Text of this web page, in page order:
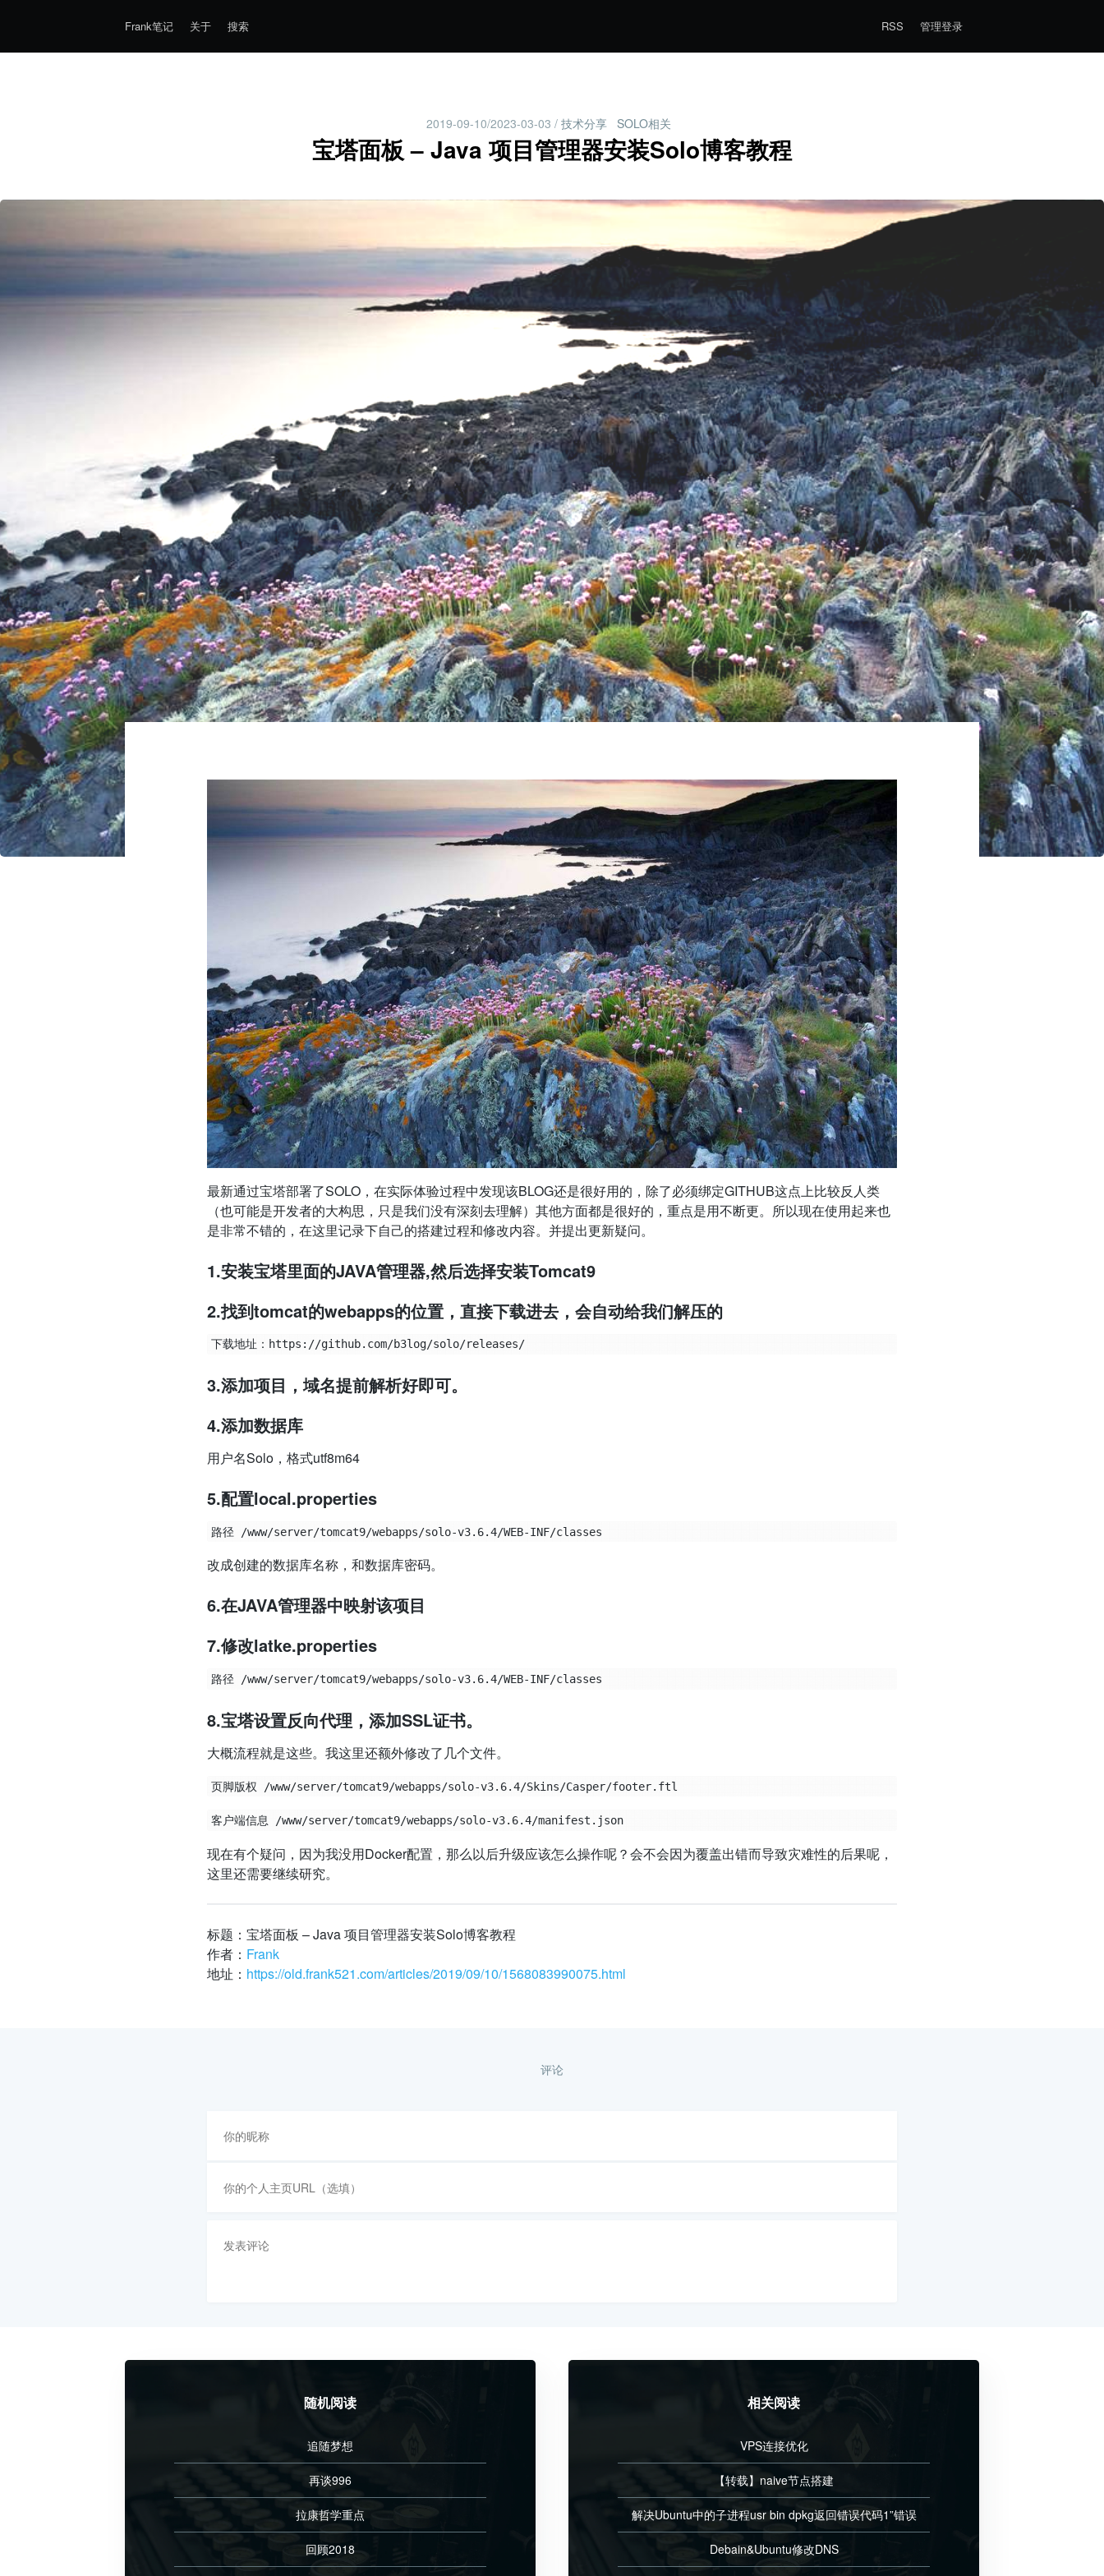
Frank笔记 关于 搜索 RSS 管理登录
2019-09-10/2023-03-03 / 技术分享 SOLO相关
宝塔面板 – Java 项目管理器安装Solo博客教程
最新通过宝塔部署了SOLO，在实际体验过程中发现该BLOG还是很好用的，除了必须绑定GITHUB这点上比较反人类
（也可能是开发者的大构思，只是我们没有深刻去理解）其他方面都是很好的，重点是用不断更。所以现在使用起来也
是非常不错的，在这里记录下自己的搭建过程和修改内容。并提出更新疑问。
1.安装宝塔里面的JAVA管理器,然后选择安装Tomcat9
2.找到tomcat的webapps的位置，直接下载进去，会自动给我们解压的
3.添加项目，域名提前解析好即可。
4.添加数据库
用户名Solo，格式utf8m64
5.配置local.properties
改成创建的数据库名称，和数据库密码。
6.在JAVA管理器中映射该项目
7.修改latke.properties
8.宝塔设置反向代理，添加SSL证书。
大概流程就是这些。我这里还额外修改了几个文件。
现在有个疑问，因为我没用Docker配置，那么以后升级应该怎么操作呢？会不会因为覆盖出错而导致灾难性的后果呢，
这里还需要继续研究。
标题：宝塔面板 – Java 项目管理器安装Solo博客教程
作者： Frank
地址： https://old.frank521.com/articles/2019/09/10/1568083990075.html
评论
随机阅读
追随梦想
再谈996
拉康哲学重点
回顾2018
相关阅读
VPS连接优化
【转载】naive节点搭建
解决Ubuntu中的子进程usr bin dpkg返回错误代码1”错误
Debain&Ubuntu修改DNS